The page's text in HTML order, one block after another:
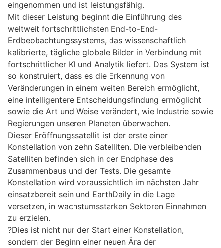
eingenommen und ist leistungsfähig.
Mit dieser Leistung beginnt die Einführung des
weltweit fortschrittlichsten End-to-End-
Erdbeobachtungssystems, das wissenschaftlich
kalibrierte, tägliche globale Bilder in Verbindung mit
fortschrittlicher KI und Analytik liefert. Das System ist
so konstruiert, dass es die Erkennung von
Veränderungen in einem weiten Bereich ermöglicht,
eine intelligentere Entscheidungsfindung ermöglicht
sowie die Art und Weise verändert, wie Industrie sowie
Regierungen unseren Planeten überwachen.
Dieser Eröffnungssatellit ist der erste einer
Konstellation von zehn Satelliten. Die verbleibenden
Satelliten befinden sich in der Endphase des
Zusammenbaus und der Tests. Die gesamte
Konstellation wird voraussichtlich im nächsten Jahr
einsatzbereit sein und EarthDaily in die Lage
versetzen, in wachstumsstarken Sektoren Einnahmen
zu erzielen.
?Dies ist nicht nur der Start einer Konstellation,
sondern der Beginn einer neuen Ära der